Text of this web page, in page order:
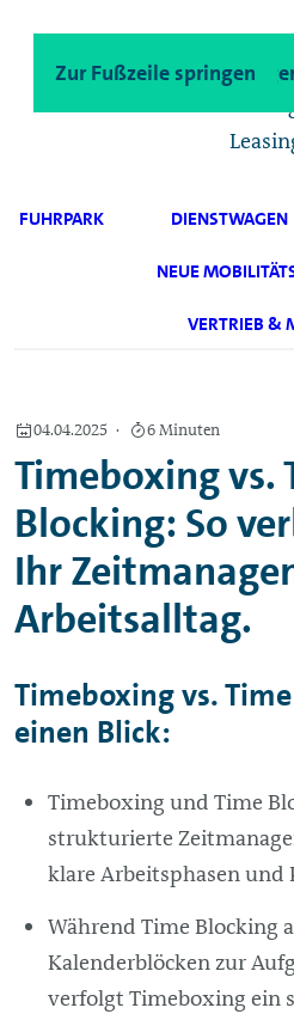
Zum Hauptinhalt
Zur Fußzeile springen
Das Geschäftskunden-
FUHRPARK DIENSTWAGEN
NEUE
VERTRIEB &
04.04.2025 6 Minuten
Timeboxing vs.
Blocking: So
Ihr
Arbeitsalltag.
Timeboxing vs.
einen Blick:
Timeboxing und Time
strukturierte
klare Arbeitsphasen und
Während Time Blocking
Kalenderblöcken zur
verfolgt Timeboxing ein